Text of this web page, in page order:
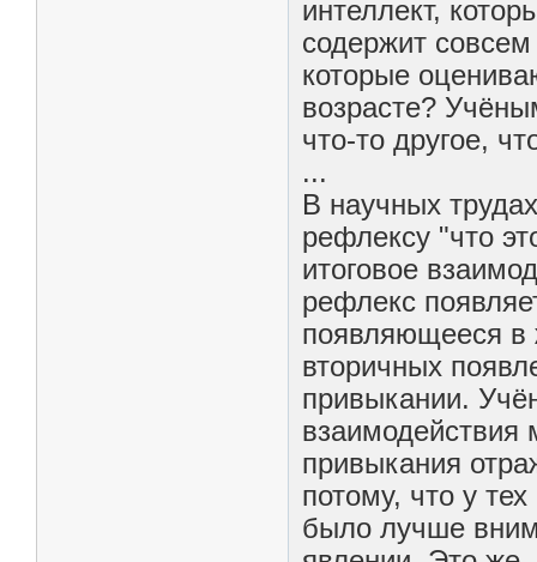
интеллект,
содержит
которые
возрасте?
что-то другое,
...
В научных
рефлексу "что
итоговое
рефлекс
появляющееся в
вторичных
привыкании.
взаимодействия
привыкания
потому, что у
было лучше